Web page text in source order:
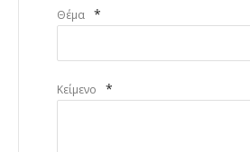
Θέμα *
Κείμενο *